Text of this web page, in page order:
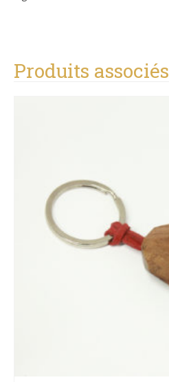
Produits associés